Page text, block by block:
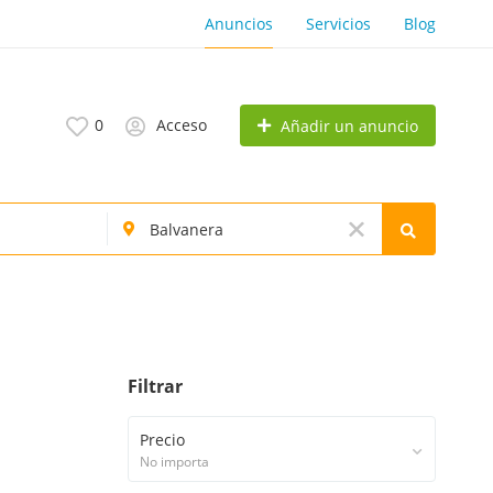
Anuncios Servicios Blog
0 Acceso Añadir un anuncio
Filtrar
Precio
No importa